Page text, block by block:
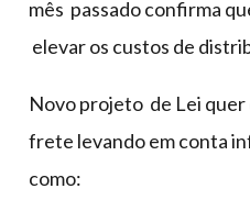
automotivo
calçados,
lonas
mês passado confirma
elevar os custos de
Novo projeto de Lei
frete levando em conta
como: